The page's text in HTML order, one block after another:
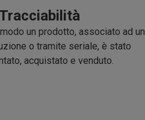
Tracciabilità
un prodotto, associato ad un
o tramite seriale, è stato
acquistato e venduto.